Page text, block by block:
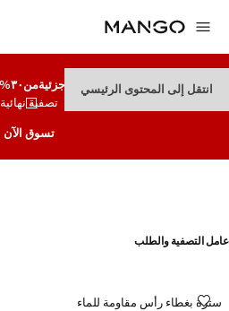
انتقل إلى المحتوى الرئيسيتنزيلات جزئيةمن٣٠% إلى٧٠%
تصفية نهائية
تسوق الآن
عامل التصفية والطلب
سترة بغطاء رأس مقاومة للماء
سترة بغطاء رأس مقاومة للماء